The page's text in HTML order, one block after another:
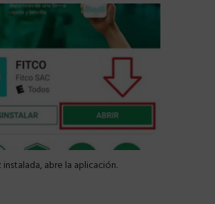
instalada, abre la aplicación.